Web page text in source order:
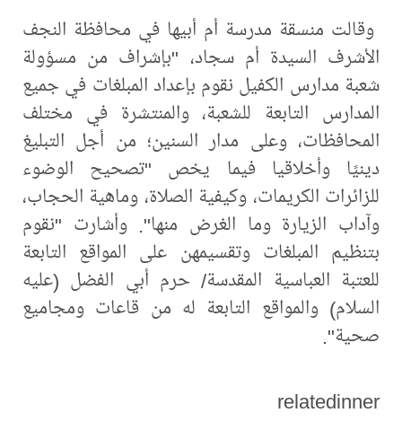
وقالت منسقة مدرسة أم أبيها في محافظة النجف
الأشرف السيدة أم سجاد، "بإشراف من مسؤولة
شعبة مدارس الكفيل نقوم بإعداد المبلغات في جميع
المدارس التابعة للشعبة، والمنتشرة في مختلف
المحافظات، وعلى مدار السنين؛ من أجل التبليغ
دينيًا وأخلاقيا فيما يخص "تصحيح الوضوء
للزائرات الكريمات، وكيفية الصلاة، وماهية الحجاب،
وآداب الزيارة وما الغرض منها". وأشارت "نقوم
بتنظيم المبلغات وتقسيمهن على المواقع التابعة
للعتبة العباسية المقدسة/ حرم أبي الفضل (عليه
السلام) والمواقع التابعة له من قاعات ومجاميع
صحية".
relatedinner